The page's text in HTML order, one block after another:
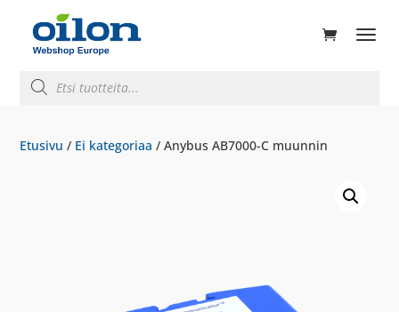
search
Etusivu / Ei kategoriaa / Anybus AB7000-C muunnin